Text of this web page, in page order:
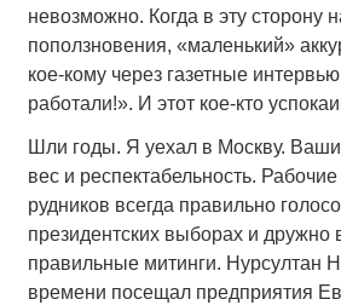
невозможно. Когда в эту сторону
поползновения, «маленький»
кое-кому через газетные
работали!». И этот кое-кто
Шли годы. Я уехал в Москву.
вес и респектабельность.
рудников всегда правильно
президентских выборах и дружно
правильные митинги. Нурсултан
времени посещал предприятия